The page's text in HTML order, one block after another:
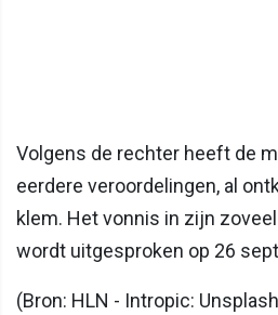
Volgens de rechter heeft de
eerdere veroordelingen, al
klem. Het vonnis in zijn
wordt uitgesproken op 26
(Bron: HLN - Intropic: